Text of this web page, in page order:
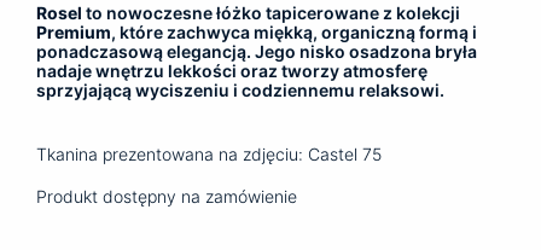
Rosel to nowoczesne łóżko tapicerowane z kolekcji
Premium, które zachwyca miękką, organiczną formą i
ponadczasową elegancją. Jego nisko osadzona bryła
nadaje wnętrzu lekkości oraz tworzy atmosferę
sprzyjającą wyciszeniu i codziennemu relaksowi.
Tkanina prezentowana na zdjęciu: Castel 75
Produkt dostępny na zamówienie